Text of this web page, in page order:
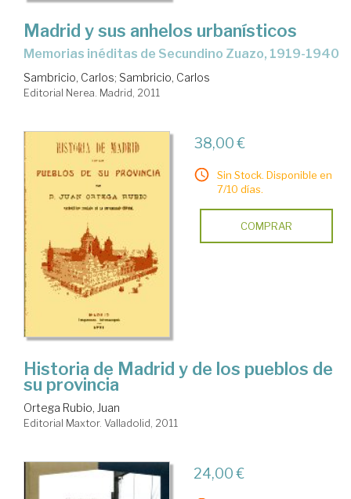
Madrid y sus anhelos urbanísticos
memorias inéditas de Secundino Zuazo, 1919-1940
Sambricio, Carlos; Sambricio, Carlos
Editorial Nerea. Madrid, 2011
38,00 €
Sin Stock. Disponible en
7/10 días.
COMPRAR
Historia de Madrid y de los pueblos de
su provincia
Ortega Rubio, Juan
Editorial Maxtor. Valladolid, 2011
24,00 €